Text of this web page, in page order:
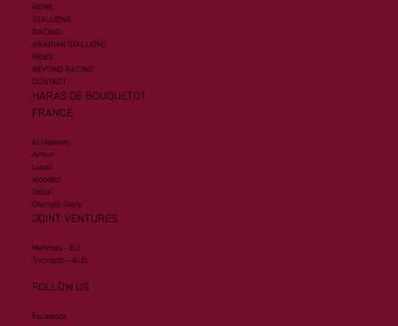
HOME
STALLIONS
RACING
ARABIAN STALLIONS
NEWS
BEYOND RACING
CONTACT
HARAS DE BOUQUETOT
FRANCE
Al Hakeem
Armor
Lusail
Wooded
Zelzal
Olympic Glory
JOINT VENTURES
Mehmas - EU
Toronado - AUS
FOLLOW US
Facebook